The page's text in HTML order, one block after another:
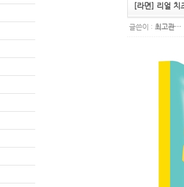
[라면] 리얼 치
글쓴이 : 최고관…